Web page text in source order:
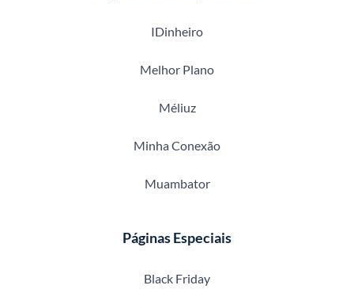
IDinheiro
Melhor Plano
Méliuz
Minha Conexão
Muambator
Páginas Especiais
Black Friday